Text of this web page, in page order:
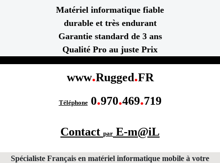
Matériel informatique fiable
durable et très endurant
Garantie standard de 3 ans
Qualité Pro au juste Prix
www.Rugged.FR
Téléphone0.970.469.719
Contact par E-m@iL
Spécialiste Français en matériel informatique mobile à votre